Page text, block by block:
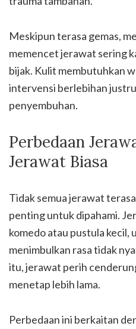
Meskipun terasa gemas,
memencet jerawat sering
bijak. Kulit membutuhkan
intervensi berlebihan
penyembuhan.
Perbedaan
Jerawat Biasa
Tidak semua jerawat
penting untuk dipahami.
komedo atau pustula kecil,
menimbulkan rasa tidak
itu, jerawat perih
menetap lebih lama.
Perbedaan ini berkaitan